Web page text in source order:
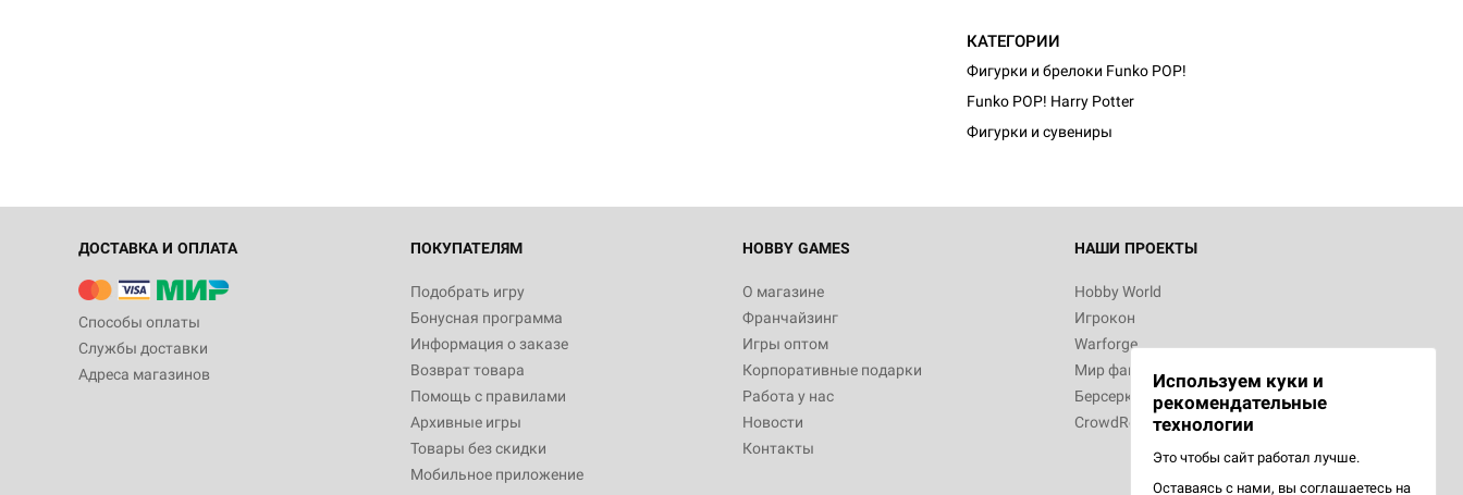
КАТЕГОРИИ
Фигурки и брелоки Funko POP!
Funko POP! Harry Potter
Фигурки и сувениры
ДОСТАВКА И ОПЛАТА
Способы оплаты
Службы доставки
Адреса магазинов
ПОКУПАТЕЛЯМ
Подобрать игру
Бонусная программа
Информация о заказе
Возврат товара
Помощь с правилами
Архивные игры
Товары без скидки
Мобильное приложение
HOBBY GAMES
О магазине
Франчайзинг
Игры оптом
Корпоративные подарки
Работа у нас
Новости
Контакты
НАШИ ПРОЕКТЫ
Hobby World
Игрокон
Warforge
Мир фантастики
Берсерк
CrowdRepublic
Используем куки и
рекомендательные
технологии
Это чтобы сайт работал лучше.
Оставаясь с нами, вы соглашаетесь на